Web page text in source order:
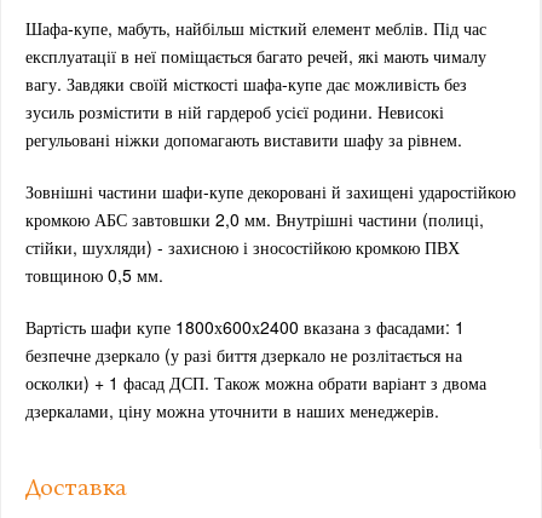
Шафа-купе, мабуть, найбільш місткий елемент меблів. Під час
експлуатації в неї поміщається багато речей, які мають чималу
вагу. Завдяки своїй місткості шафа-купе дає можливість без
зусиль розмістити в ній гардероб усієї родини. Невисокі
регульовані ніжки допомагають виставити шафу за рівнем.
Зовнішні частини шафи-купе декоровані й захищені ударостійкою
кромкою АБС завтовшки 2,0 мм. Внутрішні частини (полиці,
стійки, шухляди) - захисною і зносостійкою кромкою ПВХ
товщиною 0,5 мм.
Вартість шафи купе 1800х600х2400 вказана з фасадами: 1
безпечне дзеркало (у разі биття дзеркало не розлітається на
осколки) + 1 фасад ДСП. Також можна обрати варіант з двома
дзеркалами, ціну можна уточнити в наших менеджерів.
Доставка